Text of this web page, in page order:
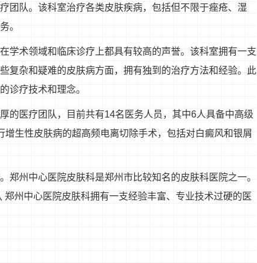
团队。该科室治疗各类皮肤疾病，包括但不限于痤疮、湿
。
学术领域和临床诊疗上都具有较高的声誉。该科室拥有一支
复杂和疑难的皮肤病方面，拥有独到的治疗方法和经验。此
诊疗技术和理念。
的医疗团队，目前共有14名医务人员，其中6人具备中高级
生性皮肤病的超高频电离切除手术，包括对白癜风和银屑
郑州中心医院皮肤科是郑州市比较知名的皮肤科医院之一。
州中心医院皮肤科拥有一支经验丰富、专业技术过硬的医